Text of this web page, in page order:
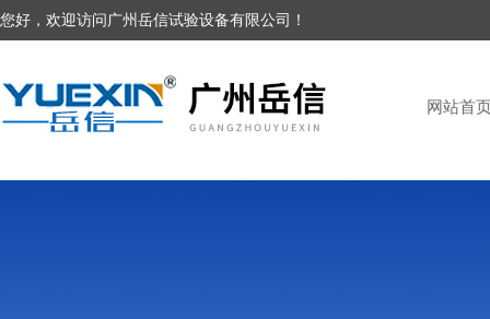
您好，欢迎访问广州岳信试验设备有限公司！
网站首